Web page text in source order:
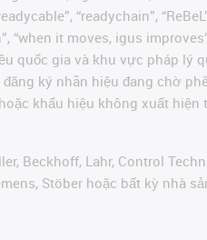
“readychain”,
“when it moves, igus
quốc gia và khu vực pháp lý
ký nhãn hiệu đang chờ
khẩu hiệu không xuất
Beckhoff, Lahr, Control
Stöber hoặc bất kỳ nhà